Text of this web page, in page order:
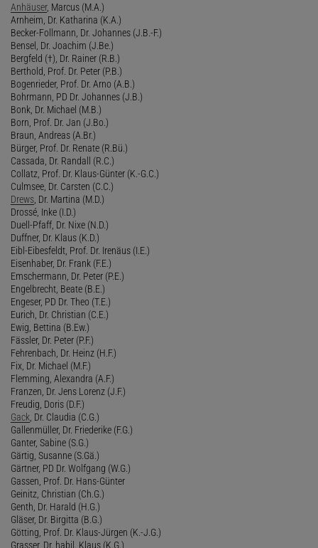
Anhäuser, Marcus (M.A.)
Arnheim, Dr. Katharina (K.A.)
Becker-Follmann, Dr. Johannes (J.B.-F.)
Bensel, Dr. Joachim (J.Be.)
Bergfeld (†), Dr. Rainer (R.B.)
Berthold, Prof. Dr. Peter (P.B.)
Bogenrieder, Prof. Dr. Arno (A.B.)
Bohrmann, PD Dr. Johannes (J.B.)
Bonk, Dr. Michael (M.B.)
Born, Prof. Dr. Jan (J.Bo.)
Braun, Andreas (A.Br.)
Bürger, Prof. Dr. Renate (R.Bü.)
Cassada, Dr. Randall (R.C.)
Collatz, Prof. Dr. Klaus-Günter (K.-G.C.)
Culmsee, Dr. Carsten (C.C.)
Drews , Dr. Martina (M.D.)
Drossé, Inke (I.D.)
Duell-Pfaff, Dr. Nixe (N.D.)
Duffner, Dr. Klaus (K.D.)
Eibl-Eibesfeldt, Prof. Dr. Irenäus (I.E.)
Eisenhaber, Dr. Frank (F.E.)
Emschermann, Dr. Peter (P.E.)
Engelbrecht, Beate (B.E.)
Engeser, PD Dr. Theo (T.E.)
Eurich, Dr. Christian (C.E.)
Ewig, Bettina (B.Ew.)
Fässler, Dr. Peter (P.F.)
Fehrenbach, Dr. Heinz (H.F.)
Fix, Dr. Michael (M.F.)
Flemming, Alexandra (A.F.)
Franzen, Dr. Jens Lorenz (J.F.)
Freudig, Doris (D.F.)
Gack , Dr. Claudia (C.G.)
Gallenmüller, Dr. Friederike (F.G.)
Ganter, Sabine (S.G.)
Gärtig, Susanne (S.Gä.)
Gärtner, PD Dr. Wolfgang (W.G.)
Gassen, Prof. Dr. Hans-Günter
Geinitz, Christian (Ch.G.)
Genth, Dr. Harald (H.G.)
Gläser, Dr. Birgitta (B.G.)
Götting, Prof. Dr. Klaus-Jürgen (K.-J.G.)
Grasser, Dr. habil. Klaus (K.G.)